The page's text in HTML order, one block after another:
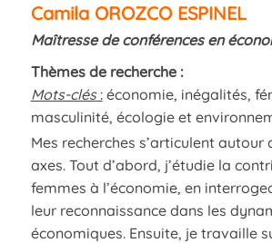
Camila OROZCO ESPINEL
Maîtresse de conférences en
Thèmes de recherche :
Mots-clés:économie, inégalités,
masculinité, écologie et
Mes recherches s’articulent autour
axes. Tout d’abord, j’étudie la
femmes à l’économie, en
leur reconnaissance dans les
économiques. Ensuite, je travaille